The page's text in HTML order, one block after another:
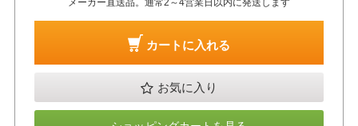
カートに入れる
お気に入り